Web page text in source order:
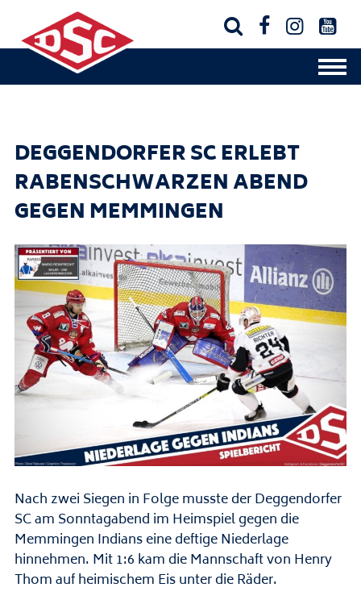
   
DEGGENDORFER SC ERLEBT
RABENSCHWARZEN ABEND
GEGEN MEMMINGEN
Nach zwei Siegen in Folge musste der Deggendorfer
SC am Sonntagabend im Heimspiel gegen die
Memmingen Indians eine deftige Niederlage
hinnehmen. Mit 1:6 kam die Mannschaft von Henry
Thom auf heimischem Eis unter die Räder.